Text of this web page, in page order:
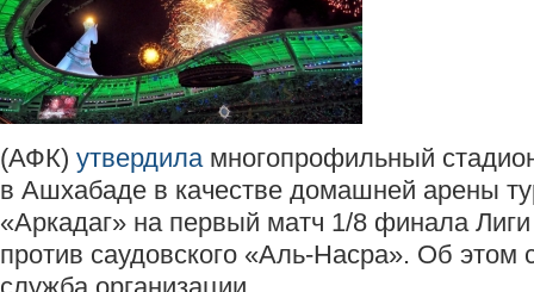
(АФК) утвердиламногопрофильный
в Ашхабаде в качестве домашней арены
«Аркадаг» на первый матч 1/8 финала
против саудовского «Аль-Насра». Об этом